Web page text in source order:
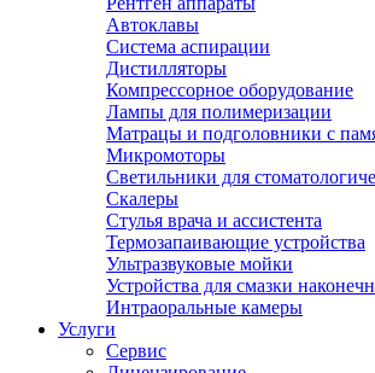
Автоклавы
Система аспирации
Дистилляторы
Компрессорное оборудование
Лампы для полимеризации
Матрацы и подголовники с
Микромоторы
Светильники для
Скалеры
Стулья врача и ассистента
Термозапаивающие устройства
Ультразвуковые мойки
Устройства для смазки
Интраоральные камеры
Услуги
Сервис